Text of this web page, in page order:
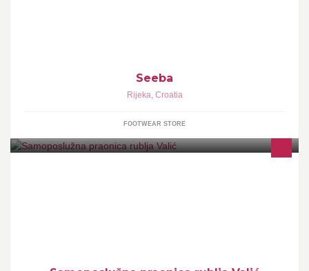
Seeba
Rijeka Croatia
FOOTWEAR STORE